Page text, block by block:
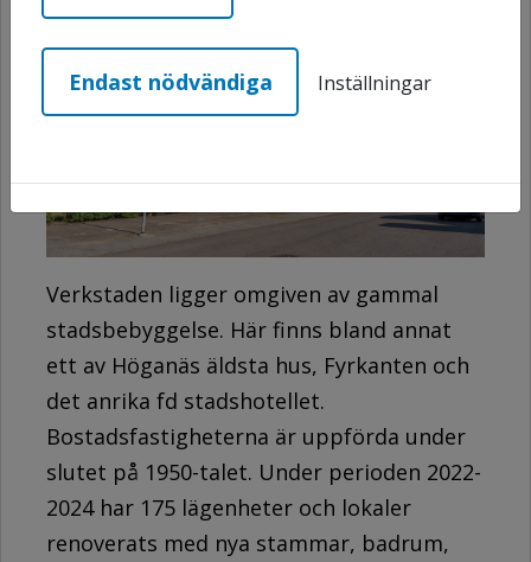
Verkstaden ligger omgiven av gammal
stadsbebyggelse. Här finns bland annat
ett av Höganäs äldsta hus, Fyrkanten och
det anrika fd stadshotellet.
Bostadsfastigheterna är uppförda under
slutet på 1950-talet. Under perioden 2022-
2024 har 175 lägenheter och lokaler
renoverats med nya stammar, badrum,
Endast nödvändiga Inställningar